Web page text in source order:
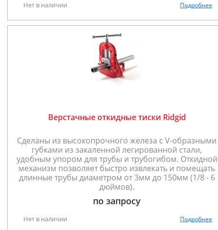
Нет в наличии Подробнее
Верстачные откидные тиски Ridgid
Сделаны из высокопрочного железа с V-образными
губками из закаленной легированной стали,
удобным упором для трубы и трубогибом. Откидной
механизм позволяет быстро извлекать и помещать
длинные трубы диаметром от 3мм до 150мм (1/8 - 6
дюймов).
по запросу
Нет в наличии Подробнее